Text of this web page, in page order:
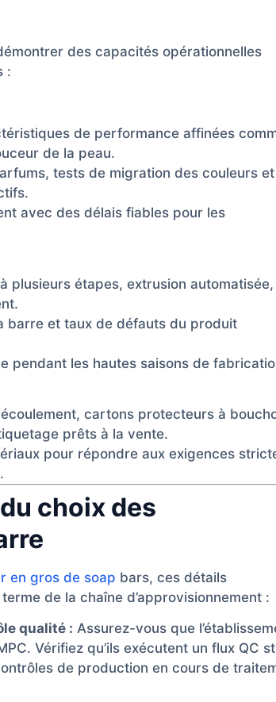
des capacités opérationnelles
:
de performance affinées
de la peau.
tests de migration des couleurs et
avec des délais fiables pour les
plusieurs étapes, extrusion automatisée,
barre et taux de défauts du produit
pendant les hautes saisons de
cartons protecteurs à
prêts à la vente.
pour répondre aux exigences
choix des
en gros de soap bars, ces détails
de la chaîne d’approvisionnement :
qualité : Assurez-vous que
Vérifiez qu’ils exécutent un flux QC
de production en cours de